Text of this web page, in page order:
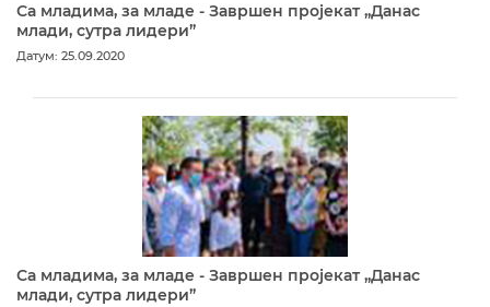
Са младима, за младе - Завршен пројекат „Данас
млади, сутра лидери”
Датум: 25.09.2020
Са младима, за младе - Завршен пројекат „Данас
млади, сутра лидери”